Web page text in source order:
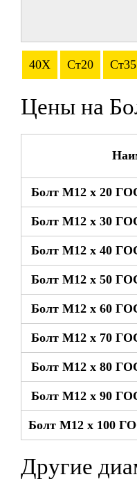
40Х Ст20 Ст35
Цены на
Болт М12 x 20
Болт М12 x 30
Болт М12 x 40
Болт М12 x 50
Болт М12 x 60
Болт М12 x 70
Болт М12 x 80
Болт М12 x 90
Болт М12 x 100
Другие